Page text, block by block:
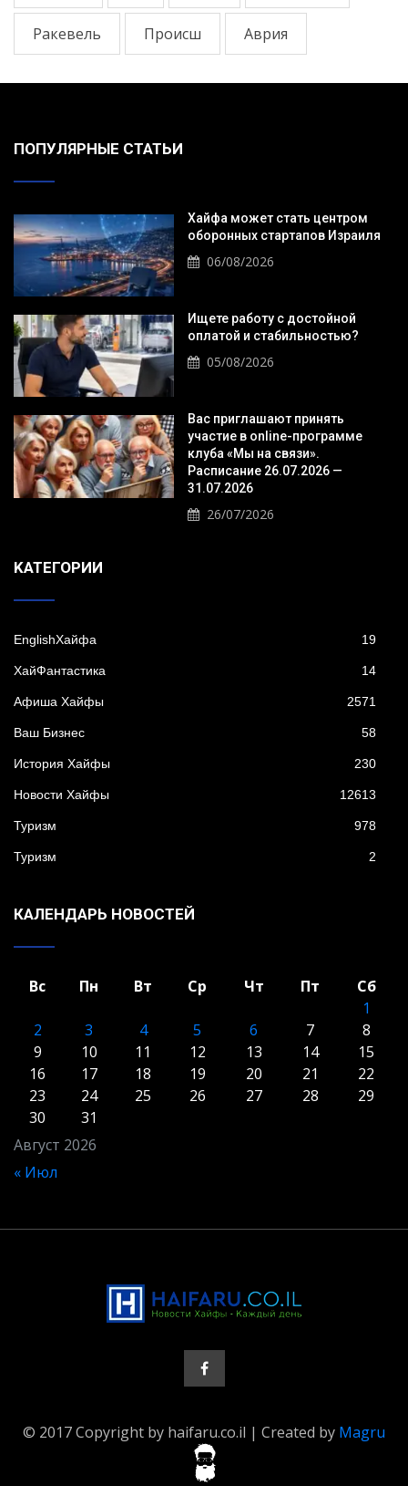
Ракевель Происш Аврия
ПОПУЛЯРНЫЕ СТАТЬИ
Хайфа может стать центром
оборонных стартапов Израиля
06/08/2026
Ищете работу с достойной
оплатой и стабильностью?
05/08/2026
Вас приглашают принять
участие в online-программе
клуба «Мы на связи».
Расписание 26.07.2026 —
31.07.2026
26/07/2026
KАТЕГОРИИ
EnglishХайфа 19
XайФантастика 14
Афиша Хайфы 2571
Ваш Бизнес 58
История Хайфы 230
Новости Хайфы 12613
Туризм 978
Туризм 2
КАЛЕНДАРЬ НОВОСТЕЙ
Август 2026
Вс Пн Вт Ср Чт Пт
Сб
1
2
3 4 5 6 7
8
9
10 11 12 13 14
15
16
17 18 19 20 21
22
23
24 25 26 27 28
29
30
31
« Июл
© 2017 Copyright by haifaru.co.il | Created by Magru